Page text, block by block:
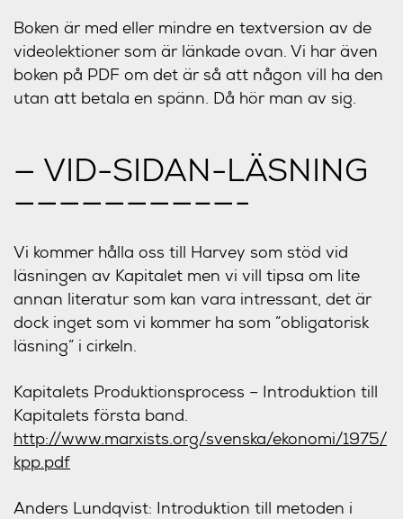
Boken är med eller mindre en textversion av de
videolektioner som är länkade ovan. Vi har även
boken på PDF om det är så att någon vill ha den
utan att betala en spänn. Då hör man av sig.
— VID-SIDAN-LÄSNING
————————–—-
Vi kommer hålla oss till Harvey som stöd vid
läsningen av Kapitalet men vi vill tipsa om lite
annan literatur som kan vara intressant, det är
dock inget som vi kommer ha som ”obligatorisk
läsning” i cirkeln.
Kapitalets Produktionsprocess – Introduktion till
Kapitalets första band.
http://www.marxists.org/svenska/ekonomi/1975/
kpp.pdf
Anders Lundqvist: Introduktion till metoden i